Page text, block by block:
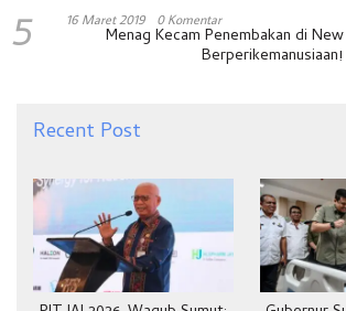
5 16 Maret 2019 0 Komentar
Menag Kecam Penembakan di
Berperikemanusiaan!
Recent Post